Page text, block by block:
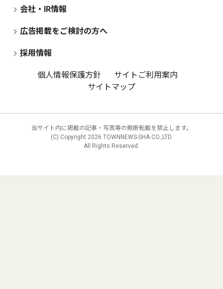
会社・IR情報
広告掲載をご検討の方へ
採用情報
個人情報保護方針
サイトご利用案内
サイトマップ
当サイト内に掲載の記事・写真等の無断転載を禁止します。
(C) Copyright 2026 TOWNNEWS-SHA CO.,LTD.
All Rights Reserved.